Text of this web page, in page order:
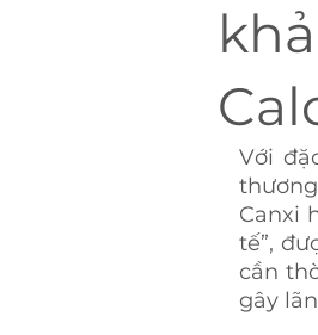
Với
Canxi
tế”,
cần
gây